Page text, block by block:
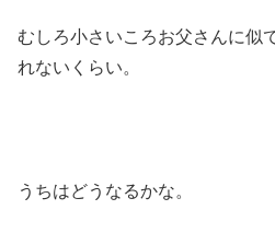
むしろ小さいころお父さんに似
れないくらい。
うちはどうなるかな。